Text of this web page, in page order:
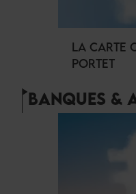
LA CARTE
PORTET
BANQUES &